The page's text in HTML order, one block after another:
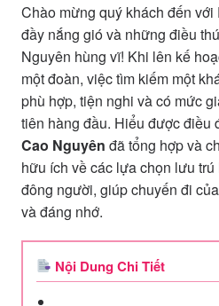
Chào mừng quý khách đến
đầy nắng gió và những điều
Nguyên hùng vĩ! Khi lên kế
một đoàn, việc tìm kiếm một
phù hợp, tiện nghi và có mức
tiên hàng đầu. Hiểu được điều
Cao Nguyên đã tổng hợp và
hữu ích về các lựa chọn lưu
đông người, giúp chuyến đi
và đáng nhớ.
Nội Dung Chi Tiết